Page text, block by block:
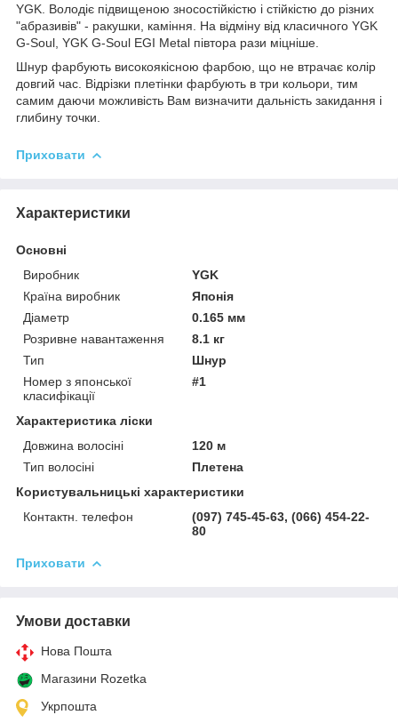
YGK. Володіє підвищеною зносостійкістю і стійкістю до різних
"абразивів" - ракушки, каміння. На відміну від класичного YGK
G-Soul, YGK G-Soul EGI Metal півтора рази міцніше.
Шнур фарбують високоякісною фарбою, що не втрачає колір
довгий час. Відрізки плетінки фарбують в три кольори, тим
самим даючи можливість Вам визначити дальність закидання і
глибину точки.
Приховати
Характеристики
Основні
Виробник
YGK
Країна виробник
Японія
Діаметр
0.165 мм
Розривне навантаження
8.1 кг
Тип
Шнур
Номер з японської
класифікації
#1
Характеристика ліски
Довжина волосіні
120 м
Тип волосіні
Плетена
Користувальницькі характеристики
Контактн. телефон
(097) 745-45-63, (066) 454-22-
80
Приховати
Умови доставки
Нова Пошта
Магазини Rozetka
Укрпошта